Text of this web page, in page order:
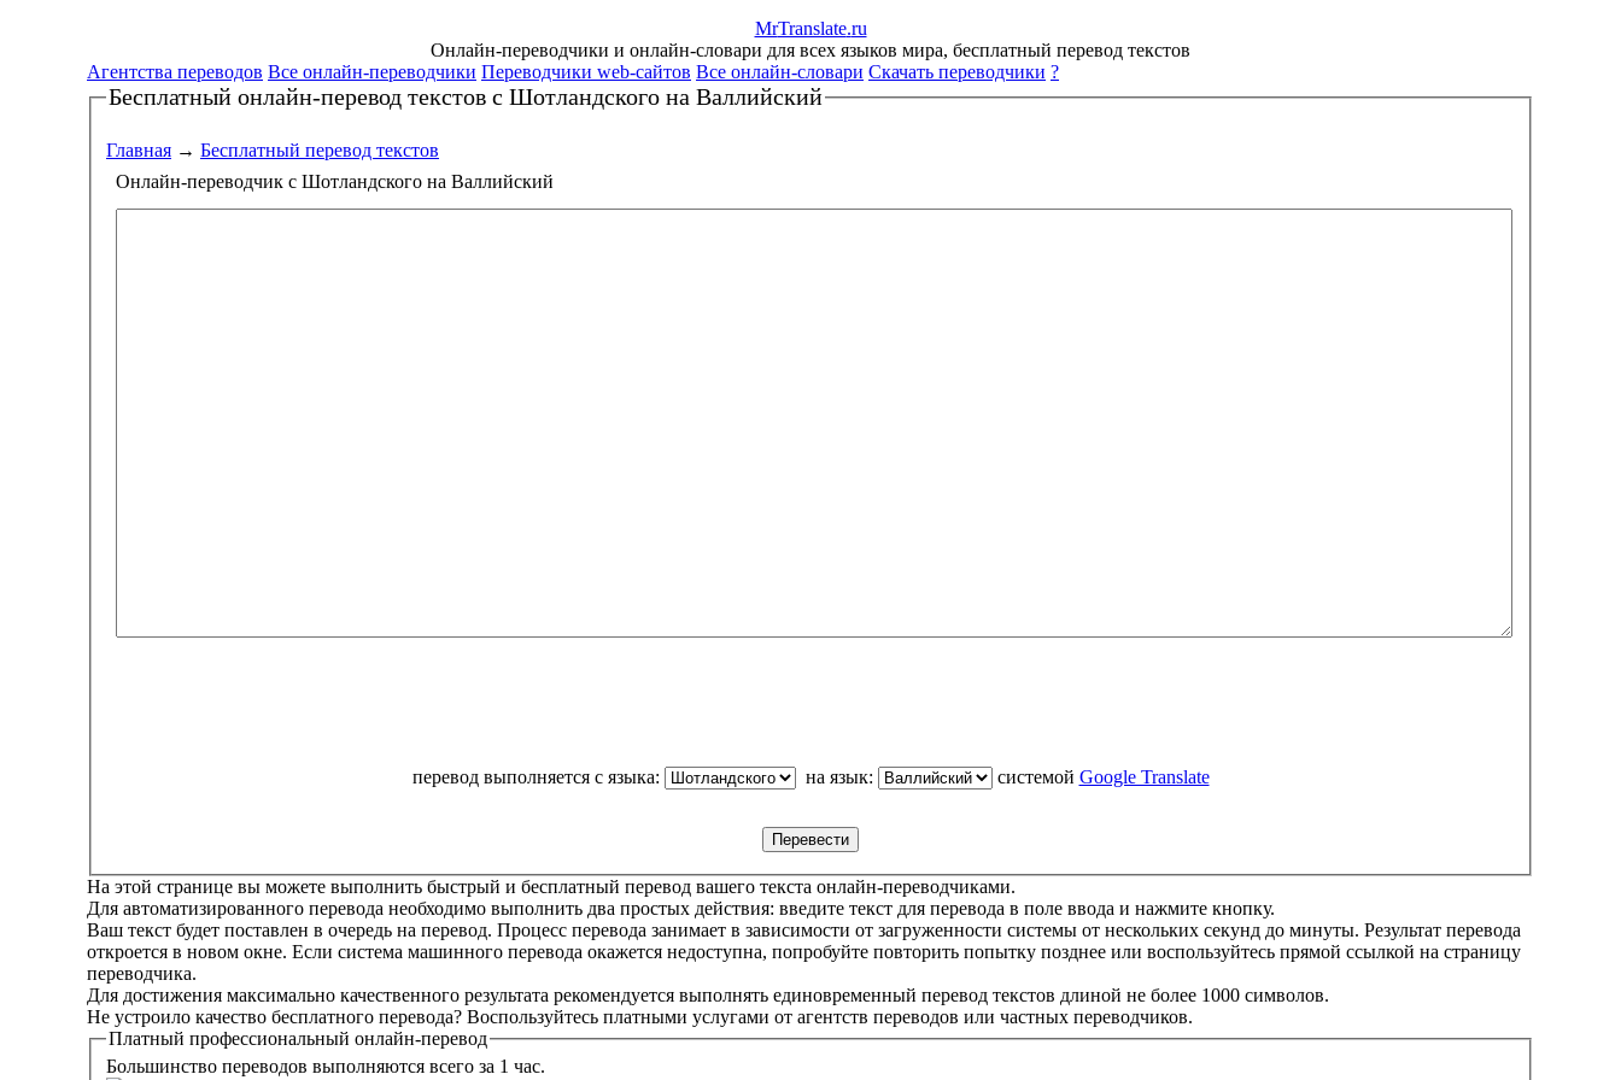
MrTranslate.ru
Онлайн-переводчики и онлайн-словари для всех языков мира, бесплатный перевод текстов
Агентства переводов Все онлайн-переводчики Переводчики web-сайтов Все онлайн-словари Скачать переводчики ?
Бесплатный онлайн-перевод текстов с Шотландского на Валлийский
Главная → Бесплатный перевод текстов
Онлайн-переводчик с Шотландского на Валлийский
перевод выполняется с языка: на язык: системой Google Translate
На этой странице вы можете выполнить быстрый и бесплатный перевод вашего текста онлайн-переводчиками.
Для автоматизированного перевода необходимо выполнить два простых действия: введите текст для перевода в поле ввода и нажмите кнопку.
Ваш текст будет поставлен в очередь на перевод. Процесс перевода занимает в зависимости от загруженности системы от нескольких секунд до минуты. Результат перевода
откроется в новом окне. Если система машинного перевода окажется недоступна, попробуйте повторить попытку позднее или воспользуйтесь прямой ссылкой на страницу
переводчика.
Для достижения максимально качественного результата рекомендуется выполнять единовременный перевод текстов длиной не более 1000 символов.
Не устроило качество бесплатного перевода? Воспользуйтесь платными услугами от агентств переводов или частных переводчиков.
Платный профессиональный онлайн-перевод
Большинство переводов выполняются всего за 1 час.